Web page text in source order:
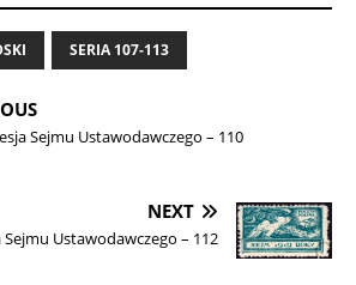
SERIA 107-113
Sejmu Ustawodawczego – 110
NEXT
Sejmu Ustawodawczego – 112